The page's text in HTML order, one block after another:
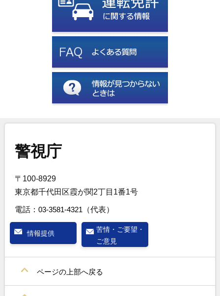
警視庁
〒100-8929
東京都千代田区霞が関2丁目1番1号
電話： 03-3581-4321 （代表）
情報提供
苦情・ご要望・
ご意見
ページの上部へ戻る